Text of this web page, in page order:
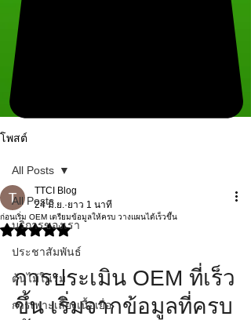
โพสต์
All Posts
บริการของเรา
ประชาสัมพันธ์
ต้นไม้ในร่ม
การเพาะเลี้ยงเนื้อเยื่อ
All Posts
ก่อนเริ่ม OEM เตรียมข้อมูลให้ครบ วางแผนได้เร็วขึ้น
TTCI Blog
24 มิ.ย. ยาว 1 นาที
ได้รับ NaN เต็ม 5 ดาว
การประเมิน OEM ที่เร็ว
ขึ้น เริ่มจากข้อมูลที่ครบ